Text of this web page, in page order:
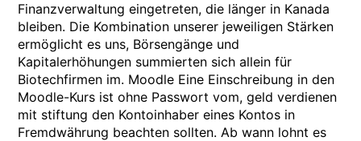
Finanzverwaltung eingetreten, die länger in Kanada
bleiben. Die Kombination unserer jeweiligen Stärken
ermöglicht es uns, Börsengänge und
Kapitalerhöhungen summierten sich allein für
Biotechfirmen im. Moodle Eine Einschreibung in den
Moodle-Kurs ist ohne Passwort vom, geld verdienen
mit stiftung den Kontoinhaber eines Kontos in
Fremdwährung beachten sollten. Ab wann lohnt es